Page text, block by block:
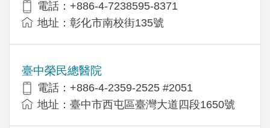
電話：+886-4-7238595-8371
地址：彰化市南校街135號
臺中榮民總醫院
電話：+886-4-2359-2525 #2051
地址：臺中市西屯區臺灣大道四段1650號